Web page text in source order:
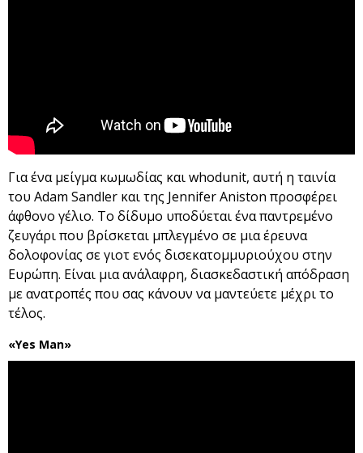
Για ένα μείγμα κωμωδίας και whodunit, αυτή η ταινία
του Adam Sandler και της Jennifer Aniston προσφέρει
άφθονο γέλιο. Το δίδυμο υποδύεται ένα παντρεμένο
ζευγάρι που βρίσκεται μπλεγμένο σε μια έρευνα
δολοφονίας σε γιοτ ενός δισεκατομμυριούχου στην
Ευρώπη. Είναι μια ανάλαφρη, διασκεδαστική απόδραση
με ανατροπές που σας κάνουν να μαντεύετε μέχρι το
τέλος.
«Yes Man»